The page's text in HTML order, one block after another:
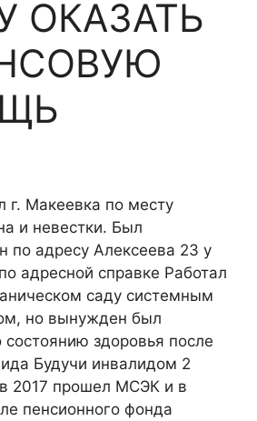
ОКАЗАТЬ
г. Макеевка по месту
и невестки. Был
по адресу Алексеева 23 у
адресной справке Работал
саду системным
но вынужден был
состоянию здоровья после
Будучи инвалидом 2
2017 прошел МСЭК и в
пенсионного фонда